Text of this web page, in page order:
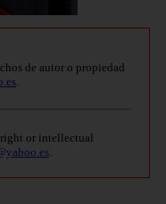
de autor o propiedad
or intellectual